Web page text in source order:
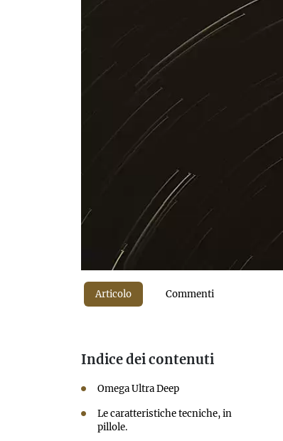
Articolo Commenti
Indice dei contenuti
Omega Ultra Deep
Le caratteristiche tecniche, in
pillole.